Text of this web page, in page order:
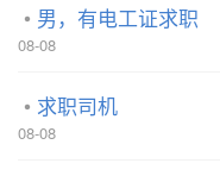
男，有电工证求职
08-08
求职司机
08-08